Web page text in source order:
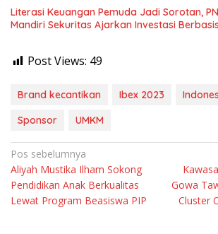
Literasi Keuangan Pemuda Jadi Sorotan,
Mandiri Sekuritas Ajarkan Investasi
Post Views: 49
Brand kecantikan Ibex 2023
Sponsor
UMKM
Navigasi
pos
Pos sebelumnya
Aliyah Mustika Ilham Sokong
Pendidikan Anak Berkualitas
Lewat Program Beasiswa PIP
Gowa
Cluster